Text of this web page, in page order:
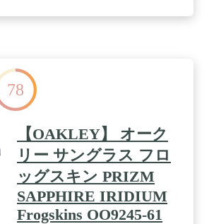
78
【OAKLEY】 オーク
リー サングラス フロ
ッグスキン PRIZM
SAPPHIRE IRIDIUM
Frogskins OO9245-61